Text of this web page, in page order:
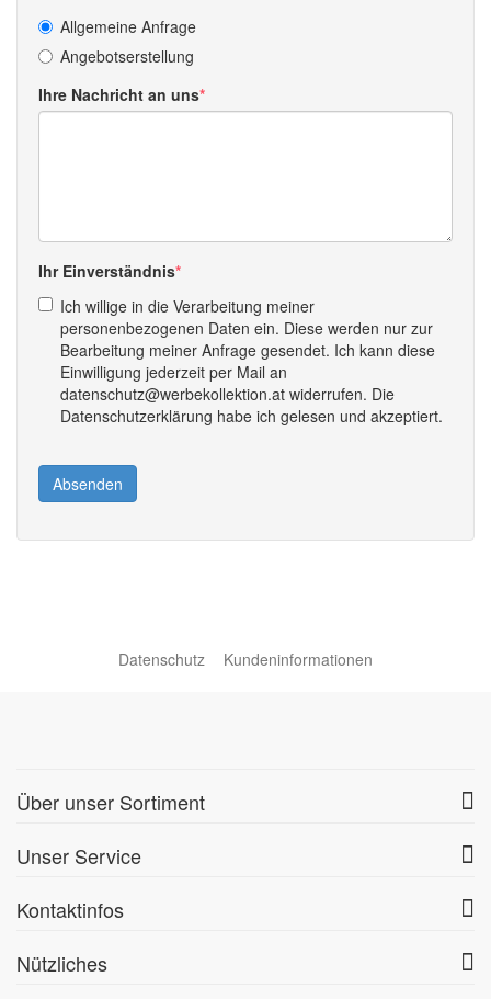
Allgemeine Anfrage
Angebotserstellung
Ihre Nachricht an uns
Ihr Einverständnis
Ich willige in die Verarbeitung meiner
personenbezogenen Daten ein. Diese werden nur zur
Bearbeitung meiner Anfrage gesendet. Ich kann diese
Einwilligung jederzeit per Mail an
datenschutz@werbekollektion.at widerrufen. Die
Datenschutzerklärung habe ich gelesen und akzeptiert.
Absenden
Datenschutz Kundeninformationen
Über unser Sortiment
Unser Service
Kontaktinfos
Nützliches